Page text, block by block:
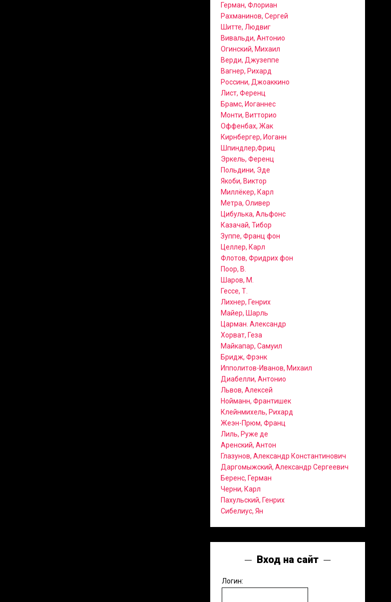
Герман, Флориан
Рахманинов, Сергей
Шитте, Людвиг
Вивальди, Антонио
Огинский, Михаил
Верди, Джузеппе
Вагнер, Рихард
Россини, Джоаккино
Лист, Ференц
Брамс, Иоганнес
Монти, Витторио
Оффенбах, Жак
Кирнбергер, Иоганн
Шпиндлер,Фриц
Эркель, Ференц
Польдини, Эде
Якоби, Виктор
Миллёкер, Карл
Метра, Оливер
Цибулька, Альфонс
Казачай, Тибор
Зуппе, Франц фон
Целлер, Карл
Флотов, Фридрих фон
Поор, В.
Шаров, М.
Гессе, Т.
Лихнер, Генрих
Майер, Шарль
Царман. Александр
Хорват, Геза
Майкапар, Самуил
Бридж, Фрэнк
Ипполитов-Иванов, Михаил
Диабелли, Антонио
Львов, Алексей
Нойманн, Франтишек
Клейнмихель, Рихард
Жеэн-Прюм, Франц
Лиль, Руже де
Аренский, Антон
Глазунов, Александр Константинович
Даргомыжский, Александр Сергеевич
Беренс, Герман
Черни, Карл
Пахульский, Генрих
Сибелиус, Ян
Вход на сайт
Логин: